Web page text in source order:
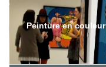
Peinture en couleur